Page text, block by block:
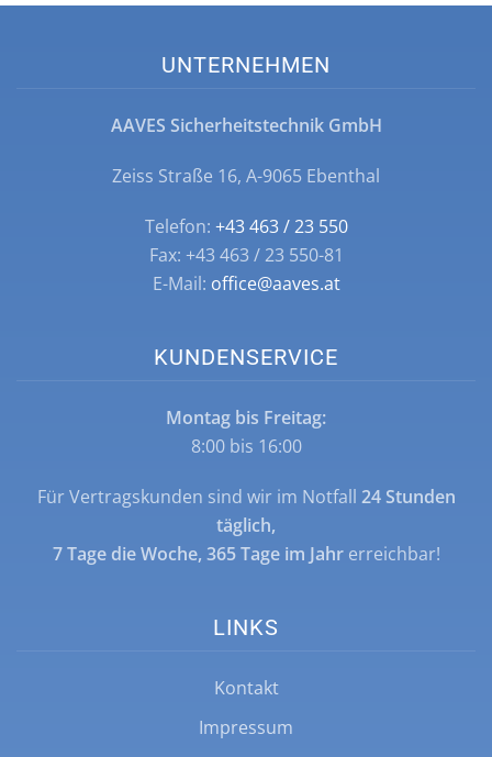
UNTERNEHMEN
AAVES Sicherheitstechnik GmbH
Zeiss Straße 16, A-9065 Ebenthal
Telefon: +43 463 / 23 550
Fax: +43 463 / 23 550-81
E-Mail: office@aaves.at
KUNDENSERVICE
Montag bis Freitag:
8:00 bis 16:00
Für Vertragskunden sind wir im Notfall 24 Stunden
täglich,
7 Tage die Woche, 365 Tage im Jahrerreichbar!
LINKS
Kontakt
Impressum